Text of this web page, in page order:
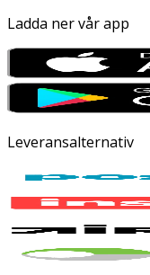
Ladda ner vår app
Leveransalternativ